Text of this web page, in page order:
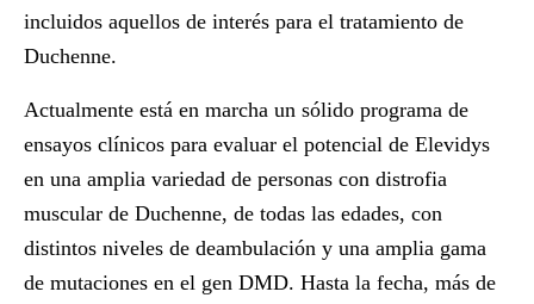
incluidos aquellos de interés para el tratamiento de
Duchenne.
Actualmente está en marcha un sólido programa de
ensayos clínicos para evaluar el potencial de Elevidys
en una amplia variedad de personas con distrofia
muscular de Duchenne, de todas las edades, con
distintos niveles de deambulación y una amplia gama
de mutaciones en el gen DMD. Hasta la fecha, más de